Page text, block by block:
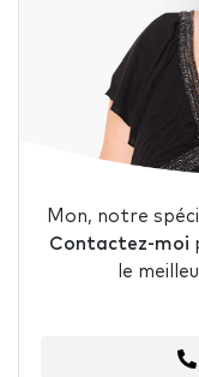
Mon, notre
Contactez-moi
le